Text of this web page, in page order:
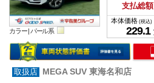
カラー | パール系
支払総額
本体価格 (税込)
229.1
MEGA SUV 東海名和店